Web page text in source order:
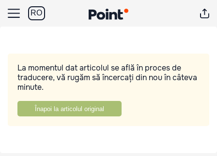
RO
La momentul dat articolul se află în proces de
traducere, vă rugăm să încercați din nou în câteva
minute.
Înapoi la articolul original